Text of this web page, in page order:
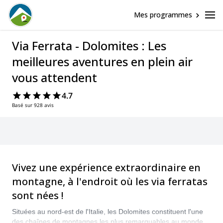
Mes programmes
Via Ferrata - Dolomites : Les
meilleures aventures en plein air
vous attendent
4.7
Basé sur 928 avis
Vivez une expérience extraordinaire en
montagne, à l'endroit où les via ferratas
sont nées !
Situées au nord-est de l'Italie, les Dolomites constituent l'une